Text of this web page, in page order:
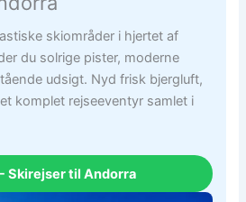
skiområder i hjertet af
du solrige pister, moderne
udsigt. Nyd frisk bjergluft,
komplet rejseeventyr samlet i
Skirejser til Andorra